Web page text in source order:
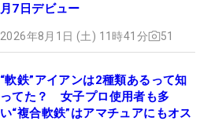
月7日デビュー
2026年8月1日 (土) 11時41分 51
“軟鉄”アイアンは2種類あるって知
ってた？ 女子プロ使用者も多
い“複合軟鉄”はアマチュアにもオス